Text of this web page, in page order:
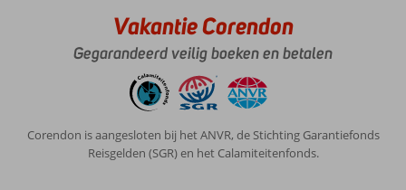
Vakantie Corendon
Gegarandeerd veilig boeken en betalen
Corendon is aangesloten bij het ANVR, de Stichting Garantiefonds
Reisgelden (SGR) en het Calamiteitenfonds.